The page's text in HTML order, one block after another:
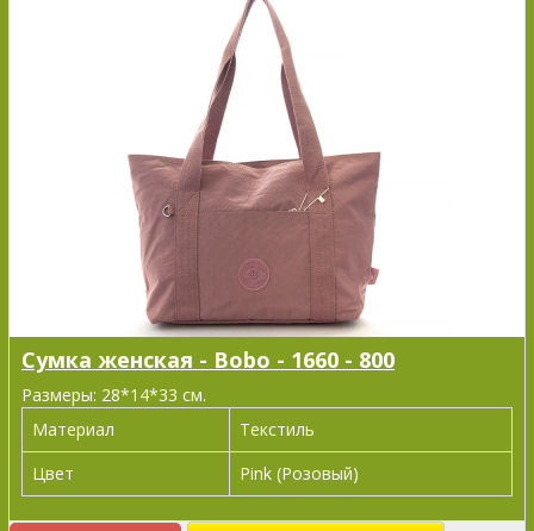
Сумка женская - Bobo - 1660 - 800
Размеры: 28*14*33 см.
Материал
Текстиль
Цвет
Pink (Розовый)